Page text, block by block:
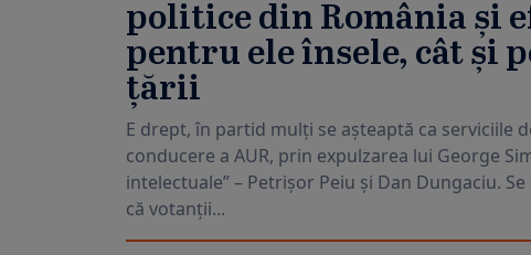
politice din România și
pentru ele însele, cât și
țării
E drept, în partid mulți se așteaptă ca serviciile
conducere a AUR, prin expulzarea lui George
intelectuale” – Petrișor Peiu și Dan Dungaciu.
că votanții...